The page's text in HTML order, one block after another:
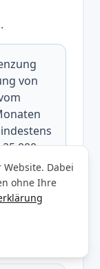
von
Dabei
ohne Ihre